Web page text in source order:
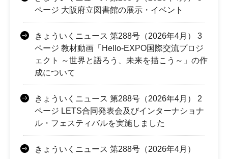
ページ 大阪府立図書館の展示・イベント
きょういくニュース 第288号（2026年4月） 3
ページ 教材動画「Hello-EXPO国際交流プロジ
ェクト ～世界と語ろう、未来を描こう～」の作
成について
きょういくニュース 第288号（2026年4月） 2
ページ LETS合同発表会及びインターナショナ
ル・フェスティバルを実施しました
きょういくニュース 第288号（2026年4月）